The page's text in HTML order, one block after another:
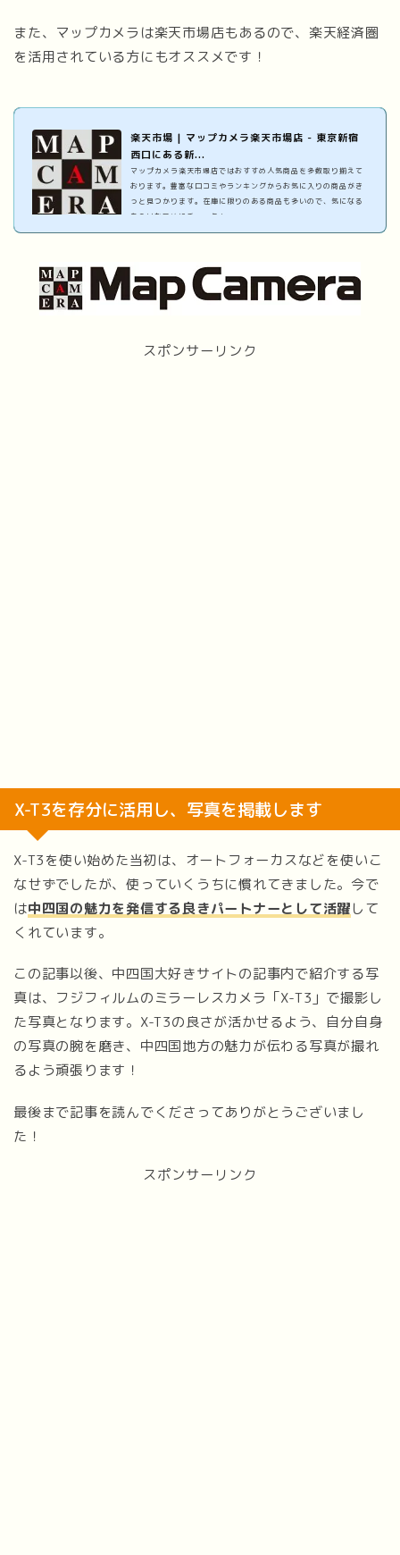
また、マップカメラは楽天市場店もあるので、楽天経済圏
を活用されている方にもオススメです！
楽天市場 | マップカメラ楽天市場店 - 東京新宿
西口にある新...
マップカメラ楽天市場店ではおすすめ人気商品を多数取り揃えて
おります。豊富な口コミやランキングからお気に入りの商品がき
っと見つかります。在庫に限りのある商品も多いので、気になる
ものはお早めにチェック！
スポンサーリンク
X-T3を存分に活用し、写真を掲載します
X-T3を使い始めた当初は、オートフォーカスなどを使いこ
なせずでしたが、使っていくうちに慣れてきました。今で
は中四国の魅力を発信する良きパートナーとして活躍して
くれています。
この記事以後、中四国大好きサイトの記事内で紹介する写
真は、フジフィルムのミラーレスカメラ「X-T3」で撮影し
た写真となります。X-T3の良さが活かせるよう、自分自身
の写真の腕を磨き、中四国地方の魅力が伝わる写真が撮れ
るよう頑張ります！
最後まで記事を読んでくださってありがとうございまし
た！
スポンサーリンク